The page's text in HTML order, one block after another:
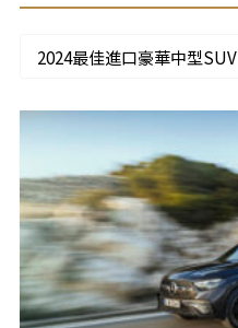
2024最佳進口豪華中型SUV